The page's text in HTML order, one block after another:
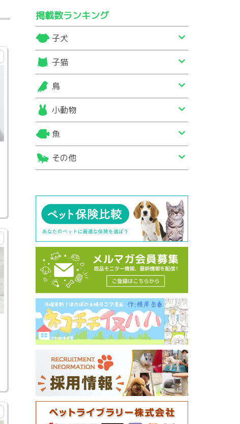
掲載数ランキング
子犬
子猫
鳥
小動物
魚
その他